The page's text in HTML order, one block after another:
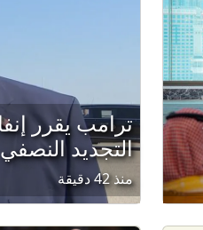
ترامب يقرر
التجديد النصفي
منذ 42 دقيقة